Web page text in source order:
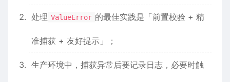
处理 ValueError 的最佳实践是「前置校验 + 精
准捕获 + 友好提示」；
生产环境中，捕获异常后要记录日志，必要时触